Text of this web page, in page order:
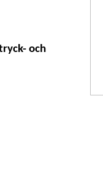
och